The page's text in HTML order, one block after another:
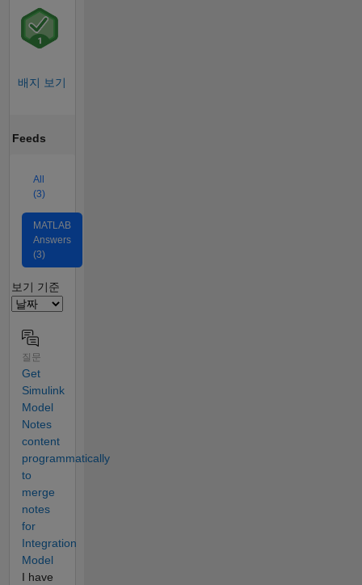
배지 보기
Feeds
All
(3)
MATLAB
Answers
(3)
Filter2
보기 기준
질문
Get
Simulink
Model
Notes
content
programmatically
to
merge
notes
for
Integration
Model
I have